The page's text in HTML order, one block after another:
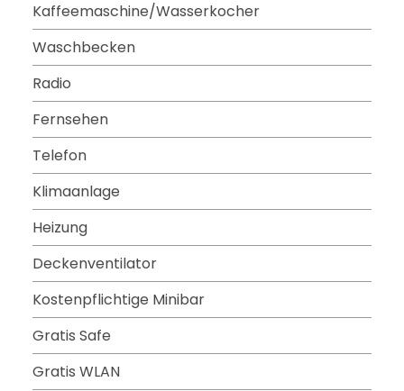
Kaffeemaschine/Wasserkocher
Waschbecken
Radio
Fernsehen
Telefon
Klimaanlage
Heizung
Deckenventilator
Kostenpflichtige Minibar
Gratis Safe
Gratis WLAN